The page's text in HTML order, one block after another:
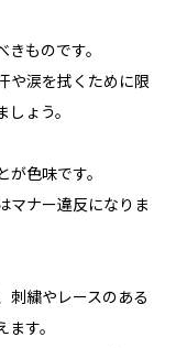
ものです。
や涙を拭くために限
ょう。
色味です。
マナー違反になりま
刺繍やレースのある
す。